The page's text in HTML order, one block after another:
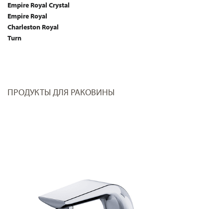
Empire Royal Crystal
Empire Royal
Charleston Royal
Turn
ПРОДУКТЫ ДЛЯ РАКОВИНЫ